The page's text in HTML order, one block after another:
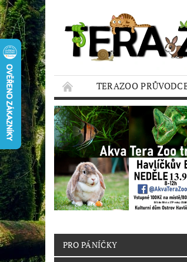
TERAZOO
HODNOCENÍ OBCHODU
PRO PÁNÍČKY